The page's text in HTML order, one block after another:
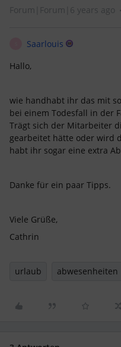
Forum|Forum|6 years ago
Saarlouis
Hallo,
wie handhabt ihr das mit
bei einem Todesfall in der
Trägt sich der Mitarbeiter
gearbeitet hätte oder wird
habt ihr sogar eine extra
Danke für ein paar Tipps.
Viele Grüße,
Cathrin
urlaub abwesenheiten